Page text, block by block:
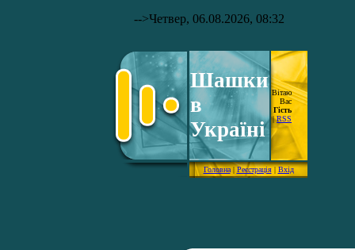
-->Четвер, 06.08.2026, 08:32
Шашки
в
Україні
Вітаю
Вас
Гість
|RSS
Головна|Реєстрація|Вхід